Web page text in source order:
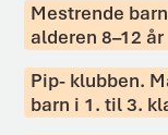
Mestrende
alderen 8–12 år
Pip- klubben.
barn i 1. til 3.